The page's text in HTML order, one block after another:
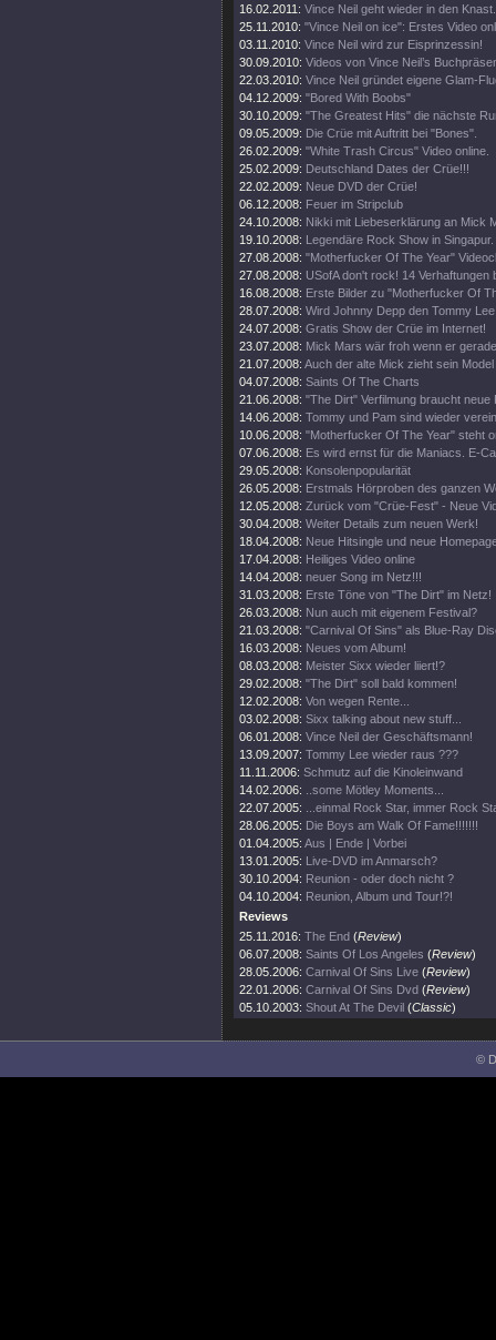
16.02.2011: Vince Neil geht wieder in den Knast.
25.11.2010: "Vince Neil on ice": Erstes Video
03.11.2010: Vince Neil wird zur Eisprinzessin!
30.09.2010: Videos von Vince Neil’s
22.03.2010: Vince Neil gründet eigene Glam-
04.12.2009: "Bored With Boobs"
30.10.2009: "The Greatest Hits" die nächste
09.05.2009: Die Crüe mit Auftritt bei "Bones".
26.02.2009: "White Trash Circus" Video online.
25.02.2009: Deutschland Dates der Crüe!!!
22.02.2009: Neue DVD der Crüe!
06.12.2008: Feuer im Stripclub
24.10.2008: Nikki mit Liebeserklärung an Mick
19.10.2008: Legendäre Rock Show in Singapur.
27.08.2008: "Motherfucker Of The Year"
27.08.2008: USofA don't rock! 14 Verhaftungen
16.08.2008: Erste Bilder zu "Motherfucker Of
28.07.2008: Wird Johnny Depp den Tommy
24.07.2008: Gratis Show der Crüe im Internet!
23.07.2008: Mick Mars wär froh wenn er
21.07.2008: Auch der alte Mick zieht sein
04.07.2008: Saints Of The Charts
21.06.2008: "The Dirt" Verfilmung braucht neue
14.06.2008: Tommy und Pam sind wieder
10.06.2008: "Motherfucker Of The Year" steht
07.06.2008: Es wird ernst für die Maniacs. E-
29.05.2008: Konsolenpopularität
26.05.2008: Erstmals Hörproben des ganzen
12.05.2008: Zurück vom "Crüe-Fest" - Neue
30.04.2008: Weiter Details zum neuen Werk!
18.04.2008: Neue Hitsingle und neue
17.04.2008: Heiliges Video online
14.04.2008: neuer Song im Netz!!!
31.03.2008: Erste Töne von "The Dirt" im Netz!
26.03.2008: Nun auch mit eigenem Festival?
21.03.2008: "Carnival Of Sins" als Blue-Ray
16.03.2008: Neues vom Album!
08.03.2008: Meister Sixx wieder liiert!?
29.02.2008: "The Dirt" soll bald kommen!
12.02.2008: Von wegen Rente...
03.02.2008: Sixx talking about new stuff...
06.01.2008: Vince Neil der Geschäftsmann!
13.09.2007: Tommy Lee wieder raus ???
11.11.2006: Schmutz auf die Kinoleinwand
14.02.2006:
..some Mötley Moments...
22.07.2005:
...einmal Rock Star, immer Rock
28.06.2005: Die Boys am Walk Of Fame!!!!!!!
01.04.2005: Aus | Ende | Vorbei
13.01.2005: Live-DVD im Anmarsch?
30.10.2004: Reunion - oder doch nicht ?
04.10.2004: Reunion, Album und Tour!?!
Reviews
25.11.2016: The End (Review)
06.07.2008: Saints Of Los Angeles (Review)
28.05.2006: Carnival Of Sins Live (Review)
22.01.2006: Carnival Of Sins Dvd (Review)
05.10.2003: Shout At The Devil (Classic)
©